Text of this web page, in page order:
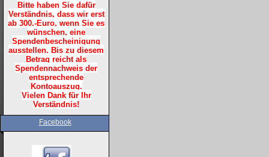
Bitte haben Sie dafür
Verständnis, dass wir erst
ab 300.-Euro, wenn Sie es
wünschen, eine
Spendenbescheinigung
ausstellen. Bis zu diesem
Betrag reicht als
Spendennachweis der
entsprechende
Kontoauszug.
Vielen Dank für Ihr
Verständnis!
Facebook